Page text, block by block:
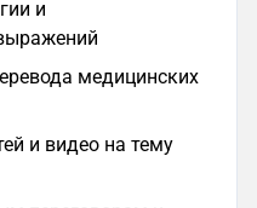
и
медицинских
и видео на тему